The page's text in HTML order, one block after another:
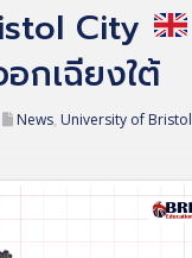
City
กเฉียงใต้
News, University of Bristol